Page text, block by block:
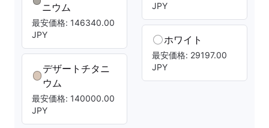
ニウム
最安価格: 146340.00
JPY
デザートチタニ
ウム
最安価格: 140000.00
JPY
JPY
ホワイト
最安価格: 29197.00
JPY